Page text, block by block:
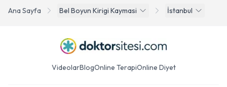
Ana Sayfa Bel Boyun Kirigi Kaymasi İstanbul
VideolarBlogOnline TerapiOnline Diyet